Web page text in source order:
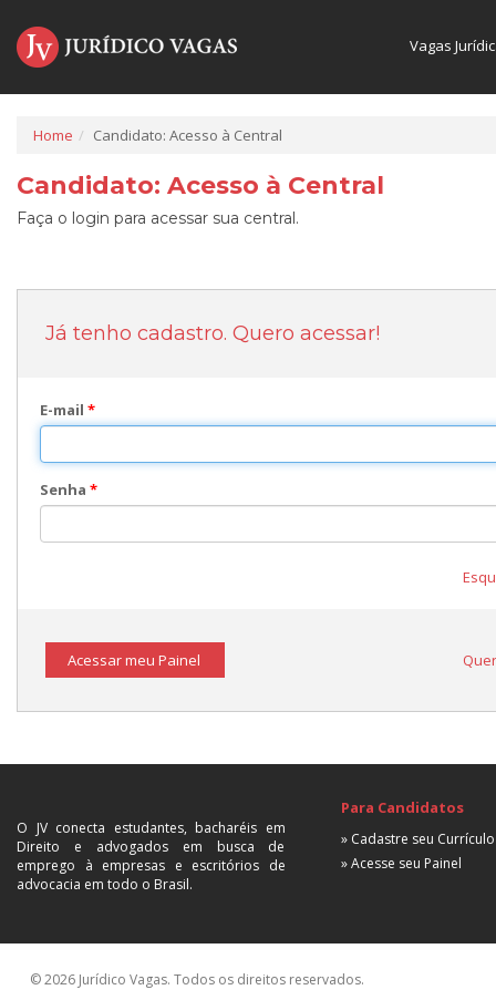
Vagas
Home Candidato: Acesso à Central
Candidato: Acesso à Central
Faça o login para acessar sua central.
Já tenho cadastro. Quero acessar!
E-mail *
Senha *
Acessar meu Painel
O JV conecta estudantes, bacharéis em
Direito e advogados em busca de
emprego à empresas e escritórios de
advocacia em todo o Brasil.
Para Candidatos
» Cadastre seu Currículo
» Acesse seu Painel
© 2026 Jurídico Vagas. Todos os direitos reservados.